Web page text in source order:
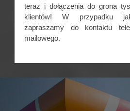
teraz i dołączenia do grona
klientów! W przypadku
zapraszamy do kontaktu
mailowego.